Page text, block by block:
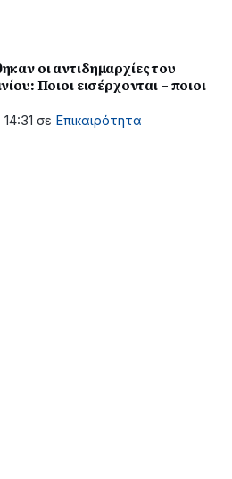
οι αντιδημαρχίες του
Ποιοι εισέρχονται – ποιοι
σε Επικαιρότητα